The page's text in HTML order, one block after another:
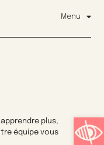
Ouvrir
Menu
plus,
équipe vous